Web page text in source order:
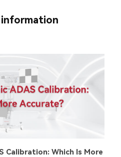
Calibration: Which Is More